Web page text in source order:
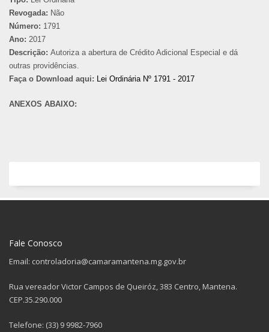
Revogada: Não
Número: 1791
Ano: 2017
Descrição: Autoriza a abertura de Crédito Adicional Especial e dá
outras providências.
Faça o Download aqui: Lei Ordinária Nº 1791 - 2017
ANEXOS ABAIXO:
Fale Conosco
Email: controladoria@camaramantena.mg.gov.br
Rua vereador Victor Campos de Queiróz, 383 Centro, Mantena.
CEP.35.290.000
Telefone: (33) 9 9982-7960